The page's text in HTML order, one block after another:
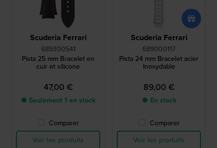
Scuderia Ferrari
689300541
Pista 25 mm Bracelet en
cuir et silicone
47,00 €
● Seulement 1 en stock
Comparer
Voir les produits
Scuderia Ferrari
689000117
Pista 24 mm Bracelet acier
Inoxydable
89,00 €
● En stock
Comparer
Voir les produits